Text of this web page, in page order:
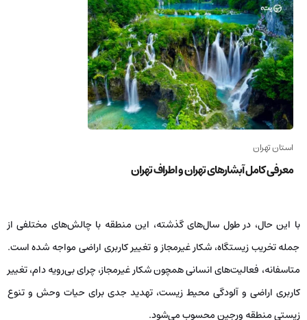
استان تهران
معرفی کامل آبشارهای تهران و اطراف تهران
با این حال، در طول سال‌های گذشته، این منطقه با چالش‌های مختلفی از
جمله تخریب زیستگاه، شکار غیرمجاز و تغییر کاربری اراضی مواجه شده است.
متاسفانه، فعالیت‌های انسانی همچون شکار غیرمجاز، چرای بی‌رویه دام، تغییر
کاربری اراضی و آلودگی محیط زیست، تهدید جدی برای حیات وحش و تنوع
زیستی منطقه ورجین محسوب می‌شود.